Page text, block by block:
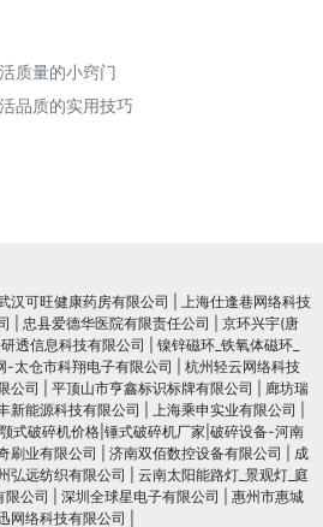
质量的小窍门
品质的实用技巧
汉可旺健康药房有限公司
上海仕逢巷网络科技
忠县爱德华医院有限责任公司
京环兴宇(唐
透信息科技有限公司
镍锌磁环_铁氧体磁环_
-太仓市科翔电子有限公司
杭州轻云网络科技
公司 平顶山市亨鑫标识标牌有限公司
廊坊瑞
新能源科技有限公司 上海乘申实业有限公司
式破碎机价格|锤式破碎机厂家|破碎设备-河南
刷业有限公司 济南双佰数控设备有限公司
成
弘远纺织有限公司
云南太阳能路灯_景观灯_庭
限公司
深圳全球星电子有限公司
惠州市惠城
网络科技有限公司